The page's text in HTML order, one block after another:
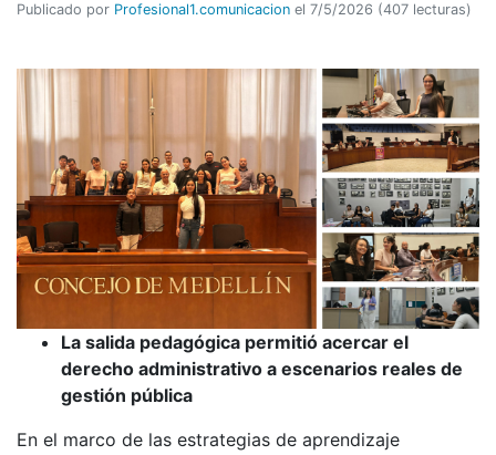
Publicado por Profesional1.comunicacion el 7/5/2026 (407 lecturas)
La salida pedagógica permitió acercar el
derecho administrativo a escenarios reales de
gestión pública
En el marco de las estrategias de aprendizaje